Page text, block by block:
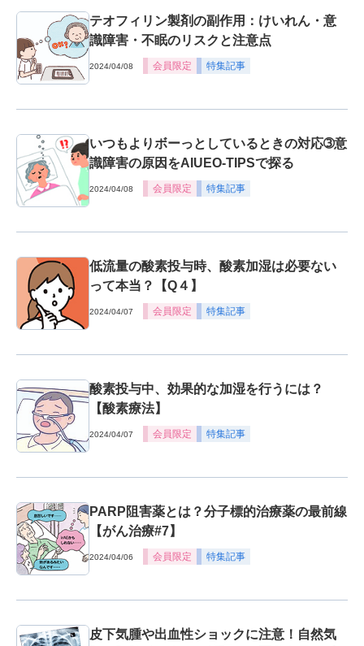
テオフィリン製剤の副作用：けいれん・意
識障害・不眠のリスクと注意点
2024/04/08 会員限定 特集記事
いつもよりボーっとしているときの対応➂意
識障害の原因をAIUEO-TIPSで探る
2024/04/08 会員限定 特集記事
低流量の酸素投与時、酸素加湿は必要ない
って本当？【Q４】
2024/04/07 会員限定 特集記事
酸素投与中、効果的な加湿を行うには？
【酸素療法】
2024/04/07 会員限定 特集記事
PARP阻害薬とは？分子標的治療薬の最前線
【がん治療#7】
2024/04/06 会員限定 特集記事
皮下気腫や出血性ショックに注意！自然気